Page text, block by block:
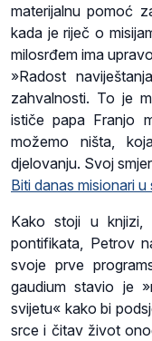
materijalnu pomoć
kada je riječ o
milosrđem ima
»Radost
zahvalnosti. To je
ističe papa Franjo
možemo ništa,
djelovanju. Svoj
Biti danas misionari u
Kako stoji u knjizi,
pontifikata, Petrov
svoje prve
gaudium stavio je
svijetu« kako bi
srce i čitav život